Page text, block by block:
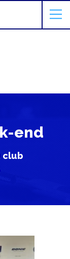
end
club